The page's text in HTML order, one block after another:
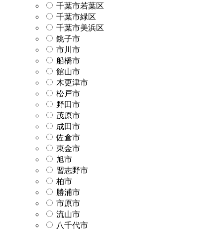
千葉市若葉区
千葉市緑区
千葉市美浜区
銚子市
市川市
船橋市
館山市
木更津市
松戸市
野田市
茂原市
成田市
佐倉市
東金市
旭市
習志野市
柏市
勝浦市
市原市
流山市
八千代市